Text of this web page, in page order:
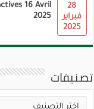
16 Avril
2025
28
فبراير
2025
تصنيفات
تصنيفات